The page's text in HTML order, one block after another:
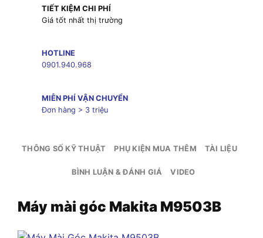
TIẾT KIỆM CHI PHÍ
Giá tốt nhất thị trường
HOTLINE
0901.940.968
MIỄN PHÍ VẬN CHUYỂN
Đơn hàng > 3 triệu
THÔNG SỐ KỸ THUẬT PHỤ KIỆN MUA THÊM TÀI LIỆU
BÌNH LUẬN & ĐÁNH GIÁ VIDEO
Máy mài góc Makita M9503B